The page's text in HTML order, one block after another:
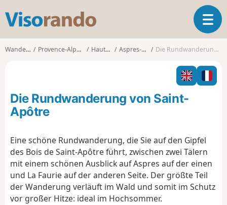
s
o
o
T
o
l
n
i
n
Wanderungen Provence-Alpes-Côte d'Azur Hautes-Alpes Aspres-sur-Buëch Die Rundwanderung von Saint-Apôtre
Die Rundwanderung von Saint-
Apôtre
Eine schöne Rundwanderung, die Sie auf den Gipfel
des Bois de Saint-Apôtre führt, zwischen zwei Tälern
mit einem schönen Ausblick auf Aspres auf der einen
und La Faurie auf der anderen Seite. Der größte Teil
der Wanderung verläuft im Wald und somit im Schutz
vor großer Hitze: ideal im Hochsommer.